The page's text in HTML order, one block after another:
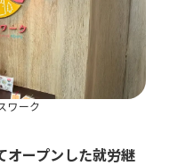
ワーク
オープンした就労継